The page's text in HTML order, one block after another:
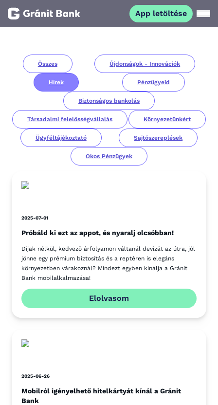
App letöltése
Vállalkozásoknak
Befektetőknek
Összes Újdonságok - Innovációk
Hírek Pénzügyeid
Biztonságos bankolás
Társadalmi felelősségvállalás Környezetünkért
Ügyféltájékoztató Sajtószereplések
Okos Pénzügyek
2025-07-01
Próbáld ki ezt az appot, és nyaralj olcsóbban!
Díjak nélkül, kedvező árfolyamon váltanál devizát az útra, jól
jönne egy prémium biztosítás és a reptéren is elegáns
környezetben várakoznál? Mindezt egyben kínálja a Gránit
Bank mobilalkalmazása!
Elolvasom
2025-06-26
Mobilról igényelhető hitelkártyát kínál a Gránit
Bank